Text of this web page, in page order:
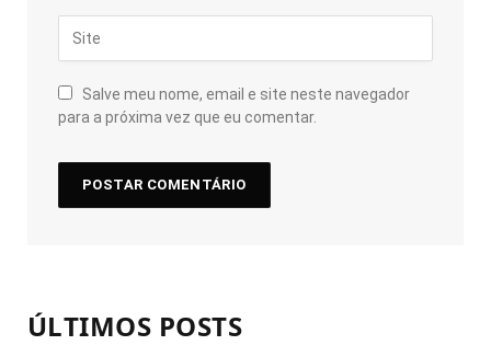
Salve meu nome, email e site neste navegador
para a próxima vez que eu comentar.
ÚLTIMOS POSTS